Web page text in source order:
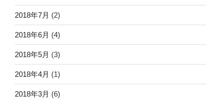
2018年7月 (2)
2018年6月 (4)
2018年5月 (3)
2018年4月 (1)
2018年3月 (6)